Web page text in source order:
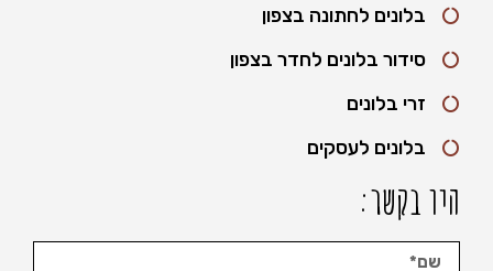
בלונים לחתונה בצפון
סידור בלונים לחדר בצפון
זרי בלונים
בלונים לעסקים
היו בקשר: